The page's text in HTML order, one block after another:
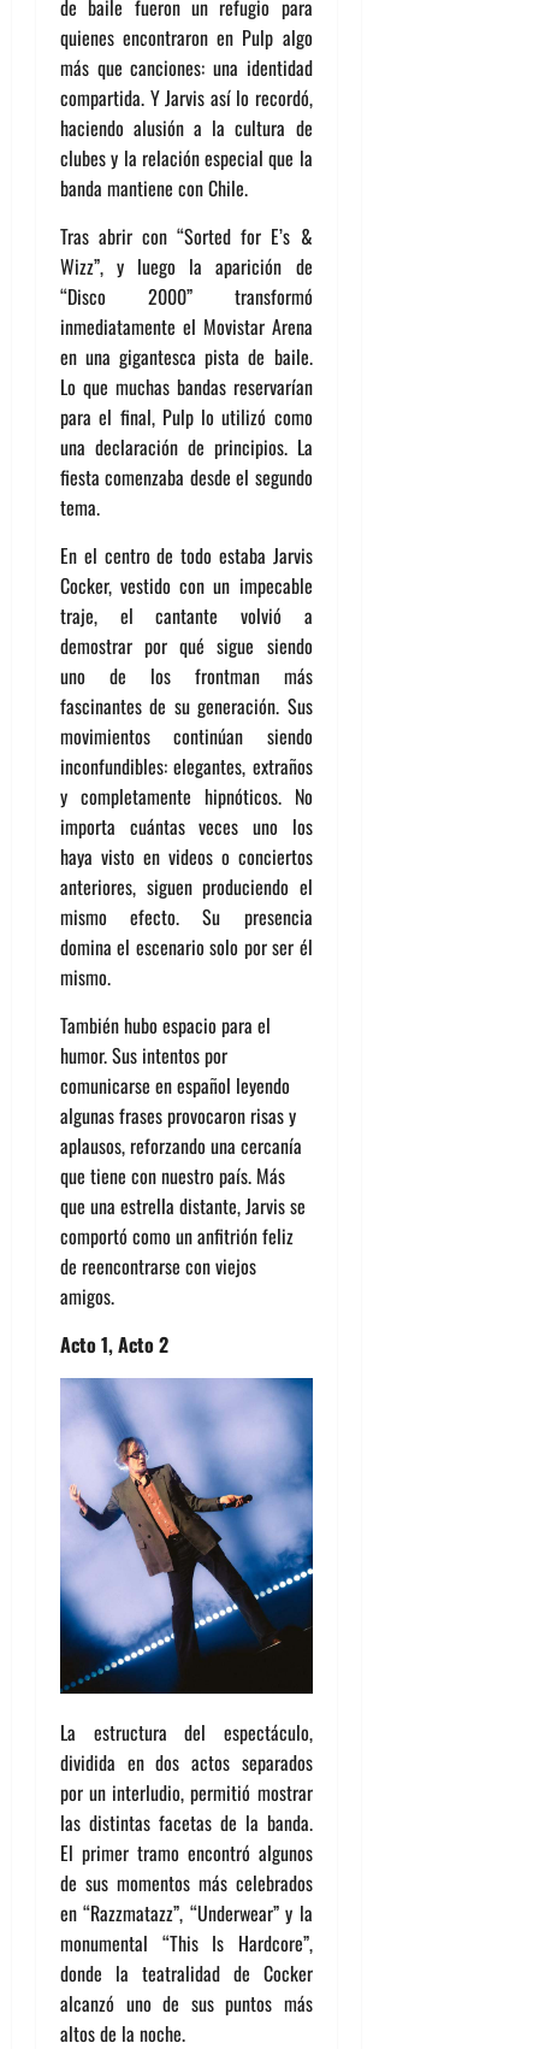
de baile fueron un refugio para
quienes encontraron en Pulp algo
más que canciones: una identidad
compartida. Y Jarvis así lo recordó,
haciendo alusión a la cultura de
clubes y la relación especial que la
banda mantiene con Chile.
Tras abrir con “Sorted for E’s &
Wizz”, y luego la aparición de
“Disco 2000” transformó
inmediatamente el Movistar Arena
en una gigantesca pista de baile.
Lo que muchas bandas reservarían
para el final, Pulp lo utilizó como
una declaración de principios. La
fiesta comenzaba desde el segundo
tema.
En el centro de todo estaba Jarvis
Cocker, vestido con un impecable
traje, el cantante volvió a
demostrar por qué sigue siendo
uno de los frontman más
fascinantes de su generación. Sus
movimientos continúan siendo
inconfundibles: elegantes, extraños
y completamente hipnóticos. No
importa cuántas veces uno los
haya visto en videos o conciertos
anteriores, siguen produciendo el
mismo efecto. Su presencia
domina el escenario solo por ser él
mismo.
También hubo espacio para el
humor. Sus intentos por
comunicarse en español leyendo
algunas frases provocaron risas y
aplausos, reforzando una cercanía
que tiene con nuestro país. Más
que una estrella distante, Jarvis se
comportó como un anfitrión feliz
de reencontrarse con viejos
amigos.
Acto 1, Acto 2
La estructura del espectáculo,
dividida en dos actos separados
por un interludio, permitió mostrar
las distintas facetas de la banda.
El primer tramo encontró algunos
de sus momentos más celebrados
en “Razzmatazz”, “Underwear” y la
monumental “This Is Hardcore”,
donde la teatralidad de Cocker
alcanzó uno de sus puntos más
altos de la noche.